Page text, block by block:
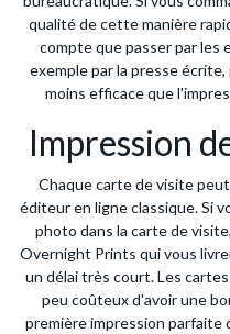
qualité de cette manière
compte que passer par les
exemple par la presse
moins efficace que
Impression
Chaque carte de visite
éditeur en ligne classique. Si
photo dans la carte de
Overnight Prints qui vous
un délai très court. Les
peu coûteux d'avoir une
première impression parfaite